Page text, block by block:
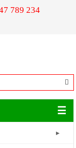
789 234
☰